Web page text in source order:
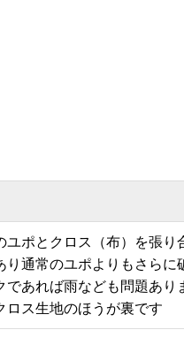
ユポとクロス（布）を張り
り通常のユポよりもさらに
であれば雨なども問題あり
ロス生地のほうが裏です